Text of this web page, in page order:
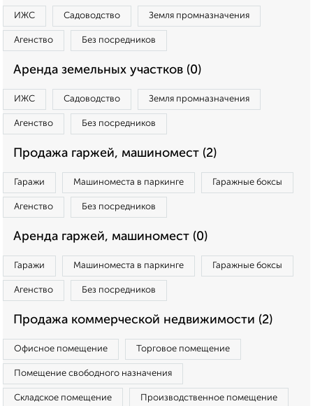
ИЖС Садоводство Земля промназначения
Агенство Без посредников
Аренда земельных участков (0)
ИЖС Садоводство Земля промназначения
Агенство Без посредников
Продажа гаржей, машиномест (2)
Гаражи Машиноместа в паркинге Гаражные боксы
Агенство Без посредников
Аренда гаржей, машиномест (0)
Гаражи Машиноместа в паркинге Гаражные боксы
Агенство Без посредников
Продажа коммерческой недвижимости (2)
Офисное помещение Торговое помещение
Помещение свободного назначения
Складское помещение Производственное помещение